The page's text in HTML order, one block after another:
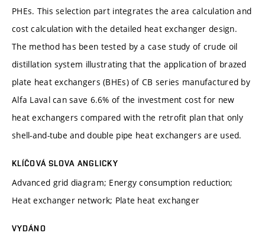
PHEs. This selection part integrates the area calculation and
cost calculation with the detailed heat exchanger design.
The method has been tested by a case study of crude oil
distillation system illustrating that the application of brazed
plate heat exchangers (BHEs) of CB series manufactured by
Alfa Laval can save 6.6% of the investment cost for new
heat exchangers compared with the retrofit plan that only
shell-and-tube and double pipe heat exchangers are used.
KLÍČOVÁ SLOVA ANGLICKY
Advanced grid diagram; Energy consumption reduction;
Heat exchanger network; Plate heat exchanger
VYDÁNO